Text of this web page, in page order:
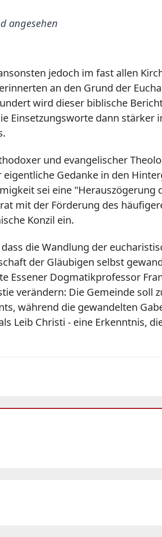
angesehen
jedoch im fast allen
an den Grund der
wird dieser biblische
Einsetzungsworte dann stärker
und evangelischer
Gedanke in den
sei eine "Herauszögerung
mit der Förderung des
Konzil ein.
die Wandlung der
der Gläubigen selbst
Essener Dogmatikprofessor
verändern: Die Gemeinde soll
während die gewandelten
Leib Christi - eine Erkenntnis,